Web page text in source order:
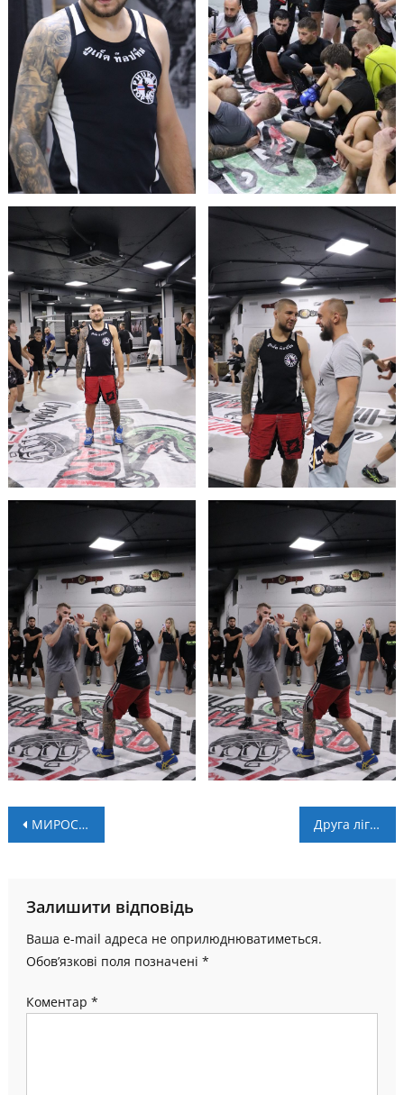
Навігація
МИРОСЛАВУ СТУПАРУ – 80! Перша частина інтерв’ю Друга ліга. 6 тур. “Карпати” Г – “Дніпро” – 2:0
Залишити відповідь
Ваша e-mail адреса не оприлюднюватиметься.
Обов’язкові поля позначені *
Коментар *